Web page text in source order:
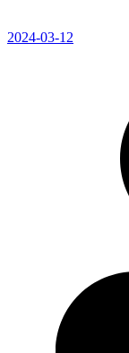
2024-03-12